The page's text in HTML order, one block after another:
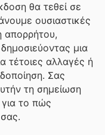
θα τεθεί σε
ουσιαστικές
απορρήτου,
μια
τέτοιες αλλαγές ή
Σας
τη σημείωση
το πώς